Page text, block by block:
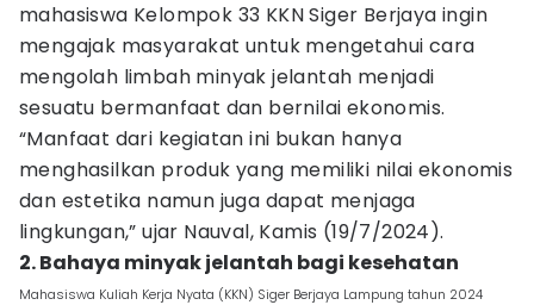
mahasiswa Kelompok 33 KKN Siger Berjaya ingin
mengajak masyarakat untuk mengetahui cara
mengolah limbah minyak jelantah menjadi
sesuatu bermanfaat dan bernilai ekonomis.
“Manfaat dari kegiatan ini bukan hanya
menghasilkan produk yang memiliki nilai ekonomis
dan estetika namun juga dapat menjaga
lingkungan,” ujar Nauval, Kamis (19/7/2024).
2. Bahaya minyak jelantah bagi kesehatan
Mahasiswa Kuliah Kerja Nyata (KKN) Siger Berjaya Lampung tahun 2024